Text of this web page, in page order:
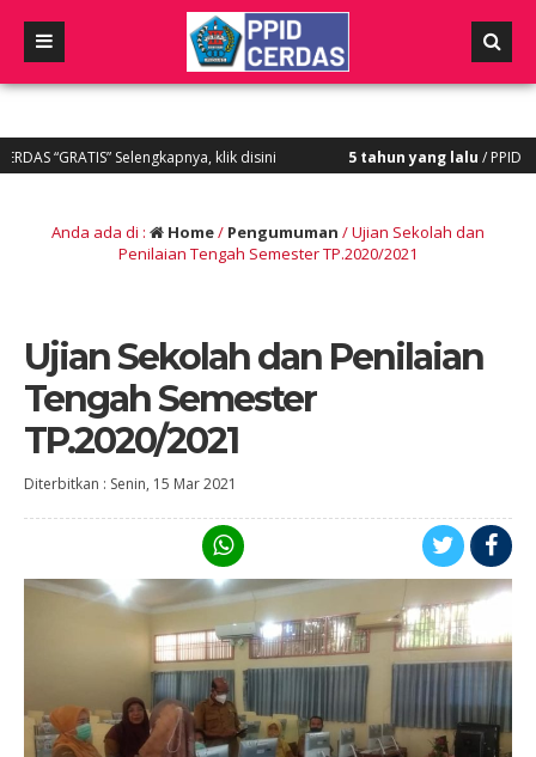
Selengkapnya, klik disini 5 tahun yang lalu/ PPID
Anda ada di : Home/ Pengumuman /Ujian Sekolah dan
Penilaian Tengah Semester TP.2020/2021
Ujian Sekolah dan Penilaian
Tengah Semester
TP.2020/2021
Diterbitkan : Senin, 15 Mar 2021